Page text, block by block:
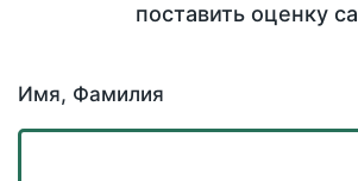
поставить оценку
Имя, Фамилия